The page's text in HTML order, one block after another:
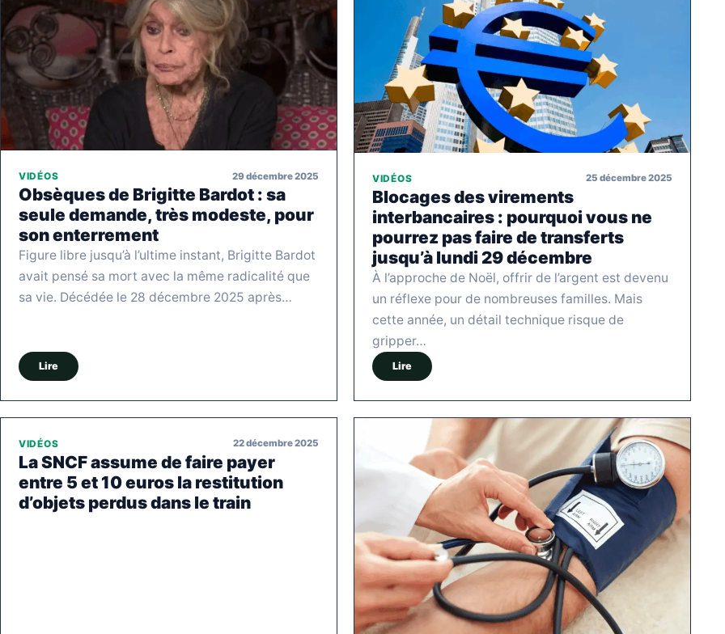
VIDÉOS 29 décembre 2025
Obsèques de Brigitte Bardot : sa
seule demande, très modeste, pour
son enterrement
Figure libre jusqu’à l’ultime instant, Brigitte Bardot
avait pensé sa mort avec la même radicalité que
sa vie. Décédée le 28 décembre 2025 après…
Lire
VIDÉOS 25 décembre 2025
Blocages des virements
interbancaires : pourquoi vous ne
pourrez pas faire de transferts
jusqu’à lundi 29 décembre
À l’approche de Noël, offrir de l’argent est devenu
un réflexe pour de nombreuses familles. Mais
cette année, un détail technique risque de
gripper…
Lire
VIDÉOS 22 décembre 2025
La SNCF assume de faire payer
entre 5 et 10 euros la restitution
d’objets perdus dans le train